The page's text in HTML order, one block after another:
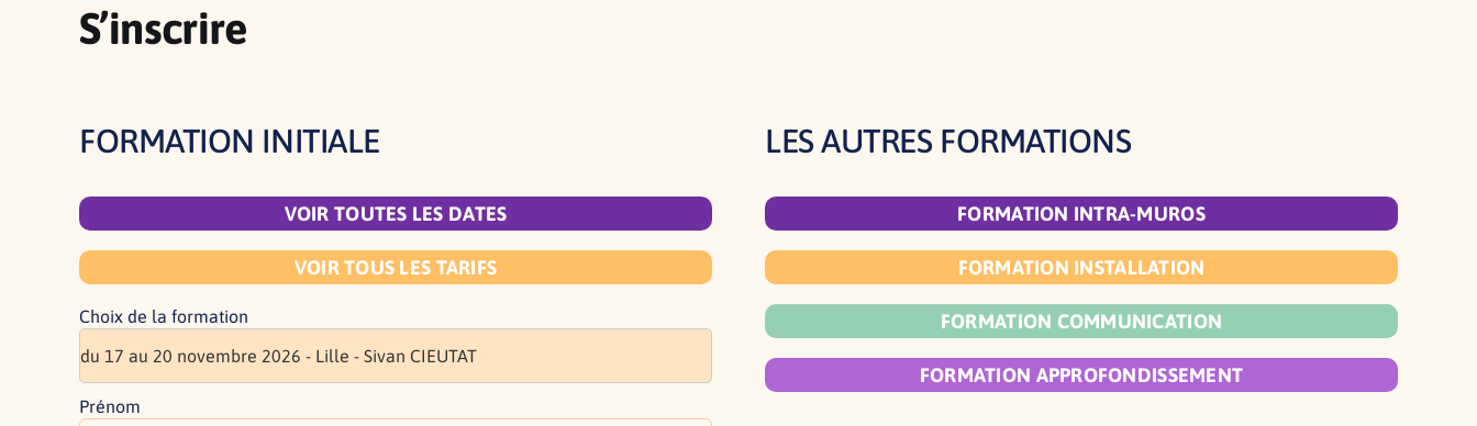
S’inscrire
FORMATION INITIALE
VOIR TOUTES LES DATES
VOIR TOUS LES TARIFS
Choix de la formation
du 17 au 20 novembre 2026 - Lille - Sivan CIEUTAT
Prénom
LES AUTRES FORMATIONS
FORMATION INTRA-MUROS
FORMATION INSTALLATION
FORMATION COMMUNICATION
FORMATION APPROFONDISSEMENT